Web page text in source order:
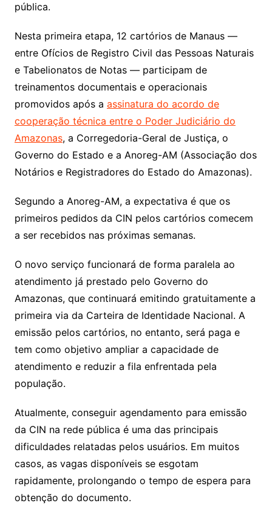
pública.
Nesta primeira etapa, 12 cartórios de Manaus —
entre Ofícios de Registro Civil das Pessoas Naturais
e Tabelionatos de Notas — participam de
treinamentos documentais e operacionais
promovidos após a assinatura do acordo de
cooperação técnica entre o Poder Judiciário do
Amazonas, a Corregedoria-Geral de Justiça, o
Governo do Estado e a Anoreg-AM (Associação dos
Notários e Registradores do Estado do Amazonas).
Segundo a Anoreg-AM, a expectativa é que os
primeiros pedidos da CIN pelos cartórios comecem
a ser recebidos nas próximas semanas.
O novo serviço funcionará de forma paralela ao
atendimento já prestado pelo Governo do
Amazonas, que continuará emitindo gratuitamente a
primeira via da Carteira de Identidade Nacional. A
emissão pelos cartórios, no entanto, será paga e
tem como objetivo ampliar a capacidade de
atendimento e reduzir a fila enfrentada pela
população.
Atualmente, conseguir agendamento para emissão
da CIN na rede pública é uma das principais
dificuldades relatadas pelos usuários. Em muitos
casos, as vagas disponíveis se esgotam
rapidamente, prolongando o tempo de espera para
obtenção do documento.